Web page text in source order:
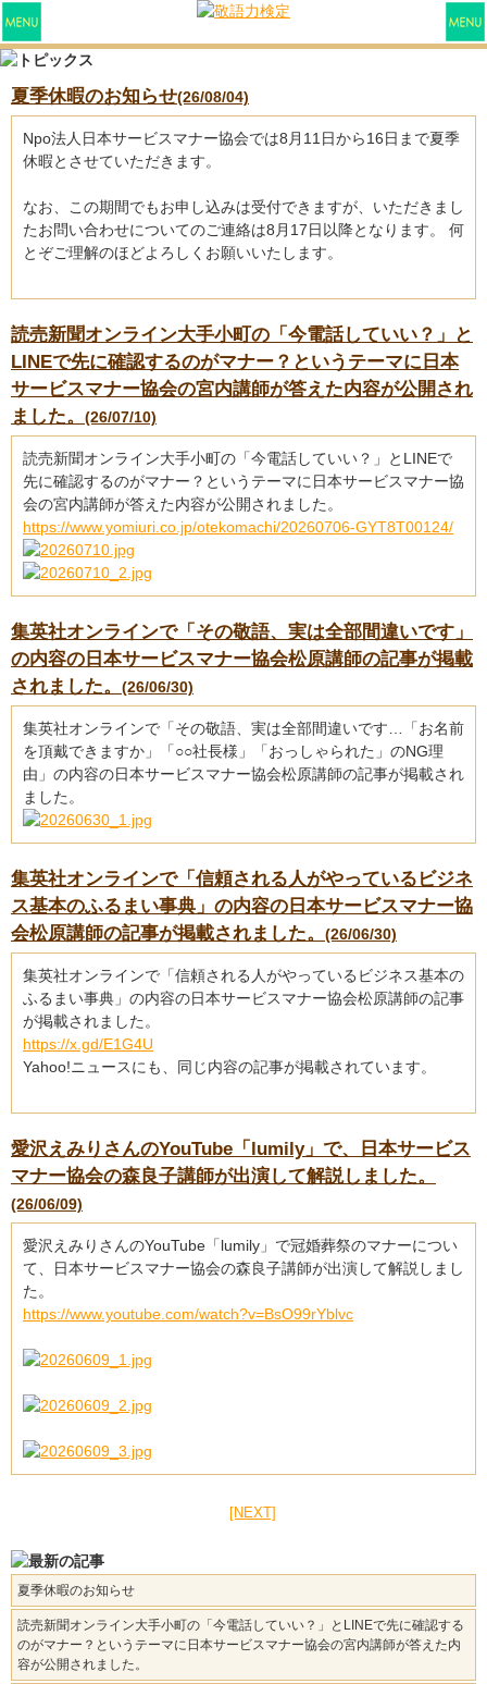
夏季休暇のお知らせ(26/08/04)
Npo法人日本サービスマナー協会では8月11日から16日まで夏季
休暇とさせていただきます。
なお、この期間でもお申し込みは受付できますが、いただきまし
たお問い合わせについてのご連絡は8月17日以降となります。 何
とぞご理解のほどよろしくお願いいたします。
読売新聞オンライン大手小町の「今電話していい？」と
LINEで先に確認するのがマナー？というテーマに日本
サービスマナー協会の宮内講師が答えた内容が公開され
ました。 (26/07/10)
読売新聞オンライン大手小町の「今電話していい？」とLINEで
先に確認するのがマナー？というテーマに日本サービスマナー協
会の宮内講師が答えた内容が公開されました。
https://www.yomiuri.co.jp/otekomachi/20260706-GYT8T00124/
集英社オンラインで「その敬語、実は全部間違いです」
の内容の日本サービスマナー協会松原講師の記事が掲載
されました。 (26/06/30)
集英社オンラインで「その敬語、実は全部間違いです…「お名前
を頂戴できますか」「○○社長様」「おっしゃられた」のNG理
由」の内容の日本サービスマナー協会松原講師の記事が掲載され
ました。
集英社オンラインで「信頼される人がやっているビジネ
ス基本のふるまい事典」の内容の日本サービスマナー協
会松原講師の記事が掲載されました。 (26/06/30)
集英社オンラインで「信頼される人がやっているビジネス基本の
ふるまい事典」の内容の日本サービスマナー協会松原講師の記事
が掲載されました。
https://x.gd/E1G4U
Yahoo!ニュースにも、同じ内容の記事が掲載されています。
愛沢えみりさんのYouTube「lumily」で、日本サービス
マナー協会の森良子講師が出演して解説しました。
(26/06/09)
愛沢えみりさんのYouTube「lumily」で冠婚葬祭のマナーについ
て、日本サービスマナー協会の森良子講師が出演して解説しまし
た。
https://www.youtube.com/watch?v=BsO99rYblvc
[NEXT]
夏季休暇のお知らせ
読売新聞オンライン大手小町の「今電話していい？」とLINEで先に確認する
のがマナー？というテーマに日本サービスマナー協会の宮内講師が答えた内
容が公開されました。